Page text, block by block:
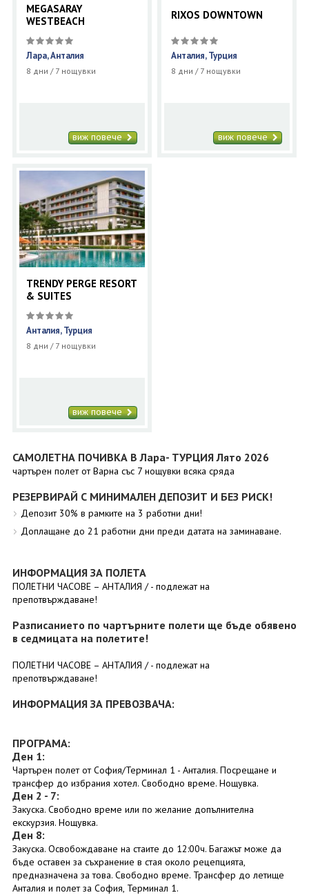
MEGASARAY
WESTBEACH
Лара, Анталия
8 дни / 7 нощувки
виж повече
RIXOS DOWNTOWN
Анталия, Турция
8 дни / 7 нощувки
виж повече
TRENDY PERGE RESORT
& SUITES
Анталия, Турция
8 дни / 7 нощувки
виж повече
САМОЛЕТНА ПОЧИВКА В Лара- ТУРЦИЯ Лято 2026
чартърен полет от Варна със 7 нощувки всяка сряда
РЕЗЕРВИРАЙ С МИНИМАЛЕН ДЕПОЗИТ И БЕЗ РИСК!
Депозит 30% в рамките на 3 работни дни!
Доплащане до 21 работни дни преди датата на заминаване.
ИНФОРМАЦИЯ ЗА ПОЛЕТА
ПОЛЕТНИ ЧАСОВЕ – АНТАЛИЯ / - подлежат на
препотвърждаване!
Разписанието по чартърните полети ще бъде обявено
в седмицата на полетите!
ПОЛЕТНИ ЧАСОВЕ – АНТАЛИЯ / - подлежат на
препотвърждаване!
ИНФОРМАЦИЯ ЗА ПРЕВОЗВАЧА:
ПРОГРАМА:
Ден 1:
Чартърен полет от София/Терминал 1 - Анталия. Посрещане и
трансфер до избрания хотел. Свободно време. Нощувка.
Ден 2 - 7:
Закуска. Свободно време или по желание допълнителна
екскурзия. Нощувка.
Ден 8:
Закуска. Освобождаване на стаите до 12:00ч. Багажът може да
бъде оставен за съхранение в стая около рецепцията,
предназначена за това. Свободно време. Трансфер до летище
Анталия и полет за София, Терминал 1.